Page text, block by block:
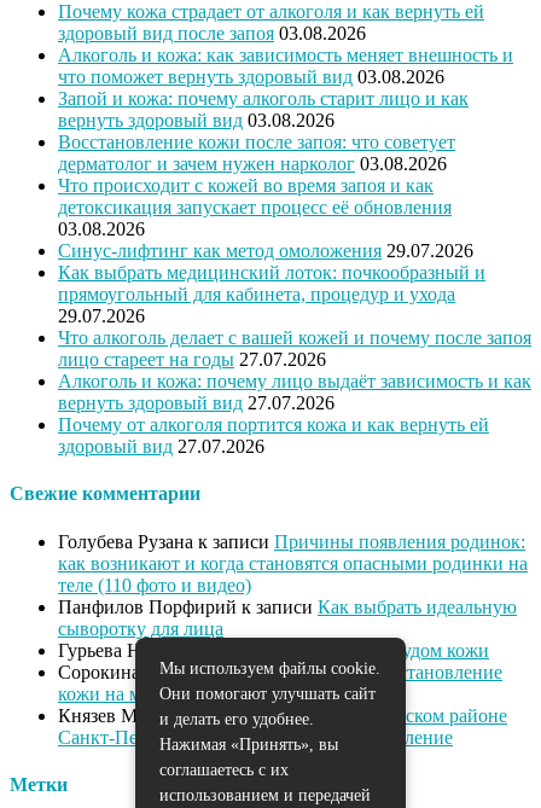
Почему кожа страдает от алкоголя и как вернуть ей
здоровый вид после запоя 03.08.2026
Алкоголь и кожа: как зависимость меняет внешность и
что поможет вернуть здоровый вид 03.08.2026
Запой и кожа: почему алкоголь старит лицо и как
вернуть здоровый вид 03.08.2026
Восстановление кожи после запоя: что советует
дерматолог и зачем нужен нарколог 03.08.2026
Что происходит с кожей во время запоя и как
детоксикация запускает процесс её обновления
03.08.2026
Синус-лифтинг как метод омоложения 29.07.2026
Как выбрать медицинский лоток: почкообразный и
прямоугольный для кабинета, процедур и ухода
29.07.2026
Что алкоголь делает с вашей кожей и почему после запоя
лицо стареет на годы 27.07.2026
Алкоголь и кожа: почему лицо выдаёт зависимость и как
вернуть здоровый вид 27.07.2026
Почему от алкоголя портится кожа и как вернуть ей
здоровый вид 27.07.2026
Свежие комментарии
Голубева Рузана к записи Причины появления родинок:
как возникают и когда становятся опасными родинки на
теле (110 фото и видео)
Панфилов Порфирий к записи Как выбрать идеальную
сыворотку для лица
Гурьева Нева
Как справиться с зудом кожи
Сорокина Дианак записи Питание и восстановление
кожи на марше
Князев Миланк записиМассаж в Выборгском районе
Санкт-Петербурга: омоложение и расслабление
Метки
Мы используем файлы cookie.
Они помогают улучшать сайт
и делать его удобнее.
Нажимая «Принять», вы
соглашаетесь с их
использованием и передачей